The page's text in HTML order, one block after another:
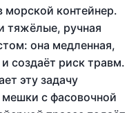
контейнер.
тяжёлые, ручная
она медленная,
создаёт риск травм.
эту задачу
с фасовочной